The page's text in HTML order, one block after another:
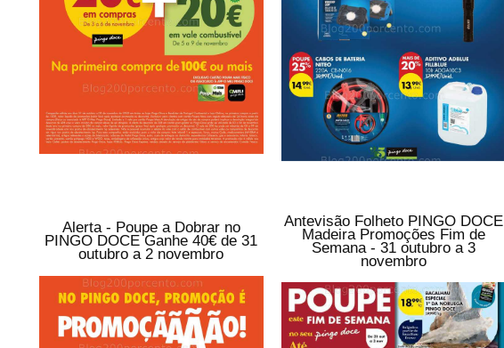
Alerta - Poupe a Dobrar no
PINGO DOCE Ganhe 40€ de 31
outubro a 2 novembro
Antevisão Folheto PINGO DOCE
Madeira Promoções Fim de
Semana - 31 outubro a 3
novembro